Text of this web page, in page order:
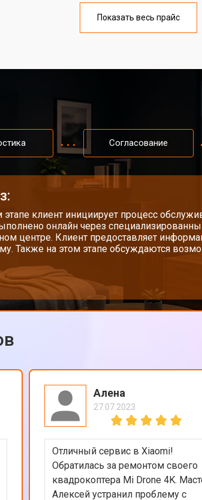
от 50
от 70
Показать весь прайс
Согласование
этапе клиент инициирует процесс
онлайн через
центре. Клиент предоставляет
Также на этом этапе обсуждаются
Алена
27.07.2023
Отличный сервис в Xiaomi!
Обратилась за ремонтом своего
квадрокоптера Mi Drone 4K.
Алексей устранил проблему с